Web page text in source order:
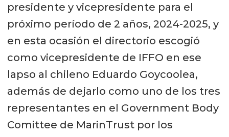
presidente y vicepresidente para el
próximo período de 2 años, 2024-2025, y
en esta ocasión el directorio escogió
como vicepresidente de IFFO en ese
lapso al chileno Eduardo Goycoolea,
además de dejarlo como uno de los tres
representantes en el Government Body
Comittee de MarinTrust por los